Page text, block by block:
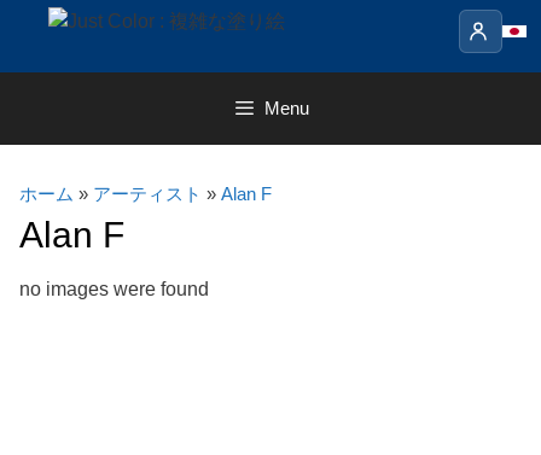
content
Menu
ホーム » アーティスト » Alan F
Alan F
no images were found